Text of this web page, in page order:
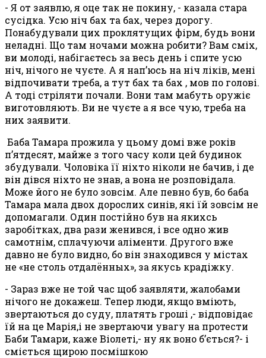
- Я от заявлю, я оце так не покину, - казала стара
сусідка. Усю ніч бах та бах, через дорогу.
Понабудували цих проклятущих фірм, будь вони
неладні. Що там ночами можна робити? Вам сміх,
ви молоді, набігаєтесь за весь день і спите усю
ніч, нічого не чуєте. А я нап’юсь на ніч ліків, мені
відпочивати треба, а тут бах та бах , мов по голові.
А тоді стріляти почали. Вони там мабуть оружіє
виготовляють. Ви не чуєте а я все чую, треба на
них заявити.
Баба Тамара прожила у цьому домі вже років
п’ятдесят, майже з того часу коли цей будинок
збудували. Чоловіка її ніхто ніколи не бачив, і де
він дівся ніхто не знав, а вона не розповідала.
Може його не було зовсім. Але певно був, бо баба
Тамара мала двох дорослих синів, які їй зовсім не
допомагали. Один постійно був на якихсь
заробітках, два рази женився, і все одно жив
самотнім, сплачуючи аліменти. Другого вже
давно не було видно, бо він знаходився у містах
не «не столь отдалённых», за якусь крадіжку.
- Зараз вже не той час щоб заявляти, жалобами
нічого не докажеш. Тепер люди, якщо вміють,
звертаються до суду, платять гроші ,- відповідає
їй на це Марія,і не звертаючи увагу на протести
Баби Тамари, каже Віолеті,- ну як воно б’ється?- і
сміється щирою посмішкою